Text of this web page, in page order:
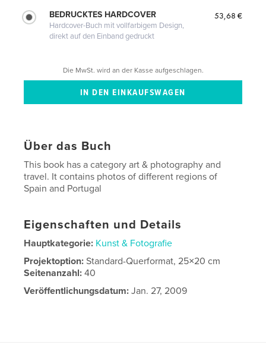
BEDRUCKTES HARDCOVER
Hardcover-Buch mit vollfarbigem Design,
direkt auf den Einband gedruckt
53,68 €
Die MwSt. wird an der Kasse aufgeschlagen.
Über das Buch
This book has a category art & photography and
travel. It contains photos of different regions of
Spain and Portugal
Eigenschaften und Details
Hauptkategorie: Kunst & Fotografie
Projektoption:Standard-Querformat, 25×20 cm
Seitenanzahl:40
Veröffentlichungsdatum: Jan. 27, 2009